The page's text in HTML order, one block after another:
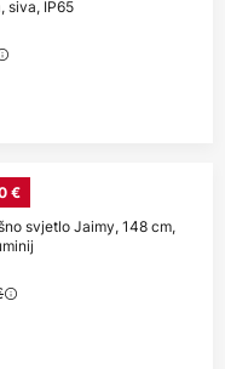
siva, IP65
€
svjetlo Jaimy, 148 cm,